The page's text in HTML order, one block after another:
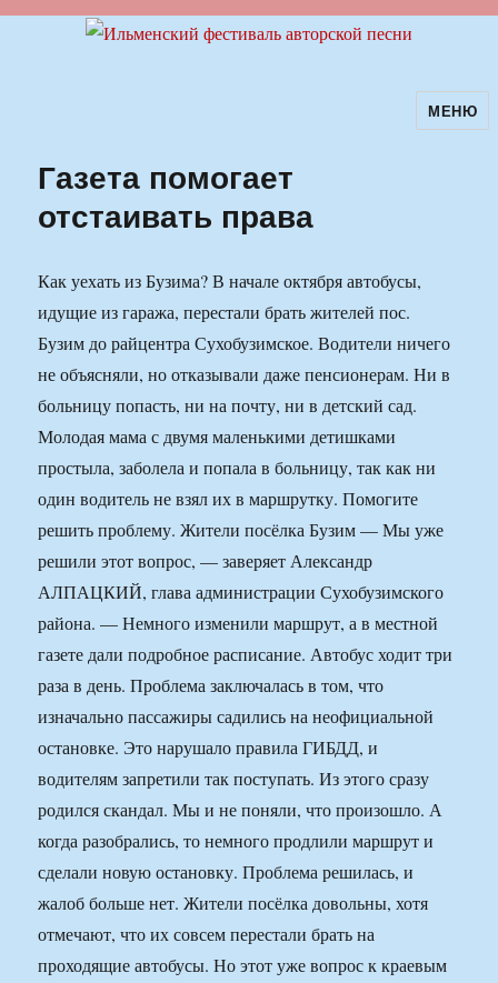
Ильменский фестиваль авторскойМЕНЮ
Газета помогает
отстаивать права
Как уехать из Бузима? В начале октября автобусы,
идущие из гаража, перестали брать жителей пос.
Бузим до райцентра Сухобузимское. Водители ничего
не объясняли, но отказывали даже пенсионерам. Ни в
больницу попасть, ни на почту, ни в детский сад.
Молодая мама с двумя маленькими детишками
простыла, заболела и попала в больницу, так как ни
один водитель не взял их в маршрутку. Помогите
решить проблему. Жители посёлка Бузим — Мы уже
решили этот воп­рос, — заверяет Александр
АЛПАЦКИЙ, глава администрации Сухобузимского
района. — Немного изменили маршрут, а в местной
газете дали подробное расписание. Автобус ходит три
раза в день. Проблема заключалась в том, что
изначально пассажиры садились на не­официальной
остановке. Это нарушало правила ГИБДД, и
водителям запретили так поступать. Из этого сразу
родился скандал. Мы и не поняли, что произошло. А
когда разобрались, то немного продлили маршрут и
сделали новую остановку. Проблема решилась, и
жалоб больше нет. Жители посёлка довольны, хотя
отмечают, что их совсем перестали брать на
проходящие автобусы. Но этот уже вопрос к краевым